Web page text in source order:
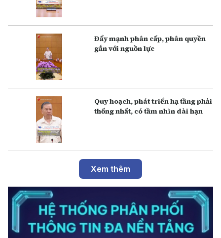
Đẩy mạnh phân cấp, phân quyền
gắn với nguồn lực
Q uy hoạch, phát triển hạ tầng phải
thống nhất, có tầm nhìn dài hạn
Xem thêm